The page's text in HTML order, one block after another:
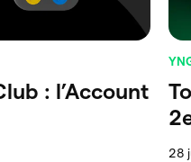
: l’Account
28